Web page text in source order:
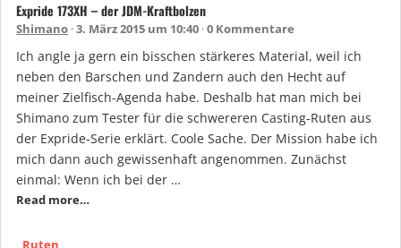
Expride 173XH – der JDM-Kraftbolzen
Shimano 3. März 2015 um 10:40 0 Kommentare
Ich angle ja gern ein bisschen stärkeres Material, weil ich
neben den Barschen und Zandern auch den Hecht auf
meiner Zielfisch-Agenda habe. Deshalb hat man mich bei
Shimano zum Tester für die schwereren Casting-Ruten aus
der Expride-Serie erklärt. Coole Sache. Der Mission habe ich
mich dann auch gewissenhaft angenommen. Zunächst
einmal: Wenn ich bei der …
Read more…
Ruten